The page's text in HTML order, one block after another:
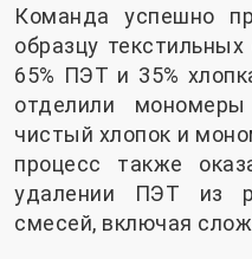
Команда успешно
образцу
65% ПЭТ и 35%
отделили
чистый хлопок и
процесс также
удалении ПЭТ из
смесей, включая